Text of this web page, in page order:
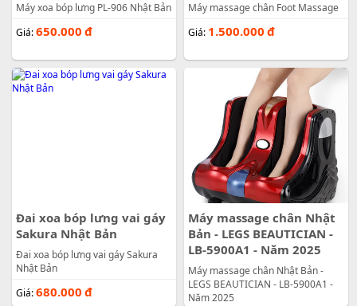
Máy xoa bóp lưng PL-906 Nhật Bản
Giá:650.000 đ
Máy massage chân Foot Massage
Giá: 1.500.000 đ
Đai xoa bóp lưng vai gáy
Sakura Nhật Bản
Đai xoa bóp lưng vai gáy Sakura
Nhật Bản
Giá:680.000 đ
Máy massage chân Nhật
Bản - LEGS BEAUTICIAN -
LB-5900A1 - Năm 2025
Máy massage chân Nhật Bản -
LEGS BEAUTICIAN - LB-5900A1 -
Năm 2025